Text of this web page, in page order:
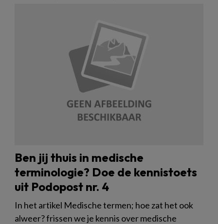
Ben jij thuis in medische
terminologie? Doe de kennistoets
uit Podopost nr. 4
In het artikel Medische termen; hoe zat het ook
alweer? frissen we je kennis over medische